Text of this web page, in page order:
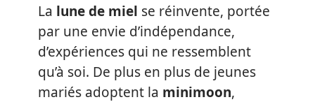
La lune de miel se réinvente, portée
par une envie d’indépendance,
d’expériences qui ne ressemblent
qu’à soi. De plus en plus de jeunes
mariés adoptent la minimoon,